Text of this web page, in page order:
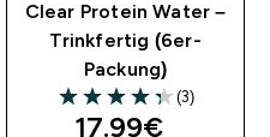
Clear Protein Water –
Trinkfertig (6er-
Packung)
4.33 out of 5 stars
(3)
discounted
17.99€‎